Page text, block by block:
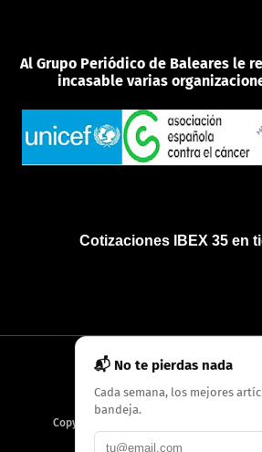
Al Grupo Periódico de Baleares le
incasable varias
Cotizaciones IBEX 35 en
INICIO QUIÉNES SOMOS
Copyright
📬 No te pierdas nada
Cada semana, los mejores
bandeja.